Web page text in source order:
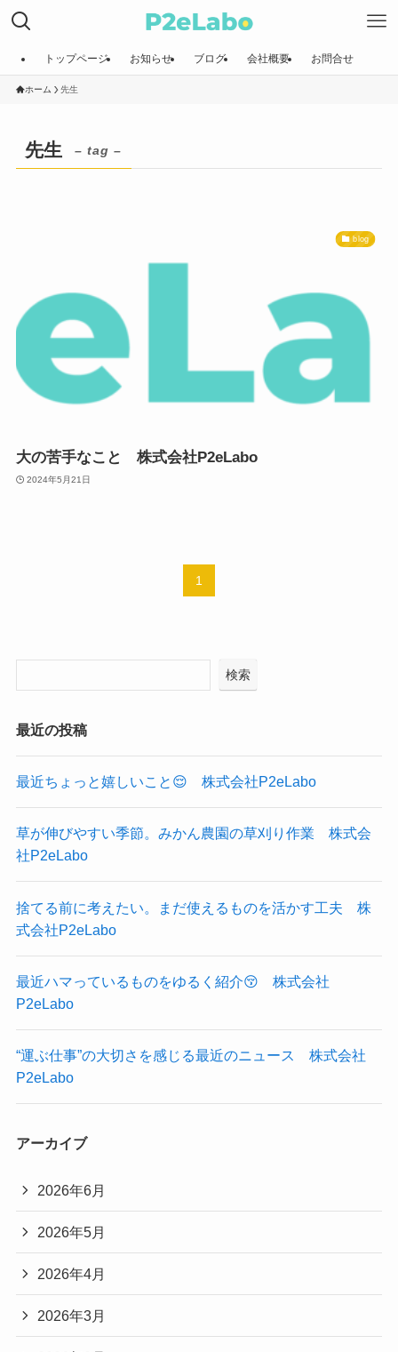
トップページ お知らせ ブログ 会社概要 お問合せ
ホーム 先生
先生 – tag –
blog
大の苦手なこと 株式会社P2eLabo
2024年5月21日
1
検索
最近の投稿
最近ちょっと嬉しいこと😌 株式会社P2eLabo
草が伸びやすい季節。みかん農園の草刈り作業 株式会
社P2eLabo
捨てる前に考えたい。まだ使えるものを活かす工夫 株
式会社P2eLabo
最近ハマっているものをゆるく紹介😚 株式会社
P2eLabo
“運ぶ仕事”の大切さを感じる最近のニュース 株式会社
P2eLabo
アーカイブ
2026年6月
2026年5月
2026年4月
2026年3月